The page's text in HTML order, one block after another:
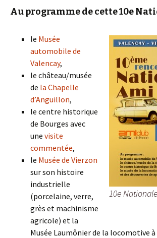
Au programme de cette 10e
10e
le Musée
automobile de
Valencay,
le château/musée
de la Chapelle
d’Anguillon,
le centre historique
de Bourges avec
une visite
commentée,
le Musée de Vierzon
sur son histoire
industrielle
(porcelaine, verre,
grès et machinisme
agricole) et la
Musée Laumônier de la locomotive